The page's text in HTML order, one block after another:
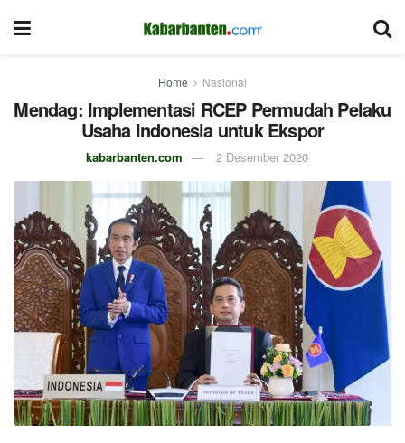
Home Nasional
Mendag: Implementasi RCEP Permudah Pelaku
Usaha Indonesia untuk Ekspor
kabarbanten.com 2 Desember 2020